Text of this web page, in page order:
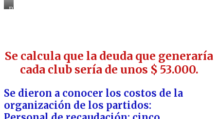
PLENA
Se calcula que la deuda que generaría
cada club sería de unos $ 53.000.
Se dieron a conocer los costos de la
organización de los partidos: